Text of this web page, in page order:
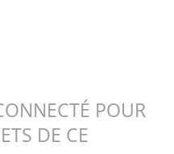
POUR
DE CE